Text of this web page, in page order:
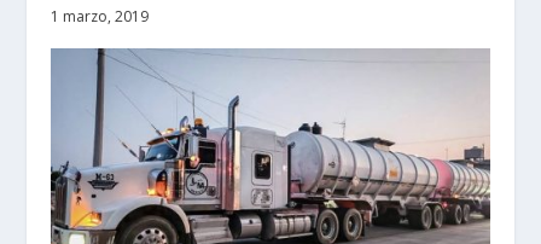
1 marzo, 2019